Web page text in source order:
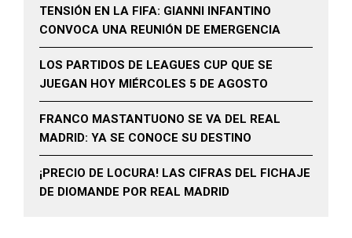
TENSIÓN EN LA FIFA: GIANNI INFANTINO
CONVOCA UNA REUNIÓN DE EMERGENCIA
LOS PARTIDOS DE LEAGUES CUP QUE SE
JUEGAN HOY MIÉRCOLES 5 DE AGOSTO
FRANCO MASTANTUONO SE VA DEL REAL
MADRID: YA SE CONOCE SU DESTINO
¡PRECIO DE LOCURA! LAS CIFRAS DEL FICHAJE
DE DIOMANDE POR REAL MADRID